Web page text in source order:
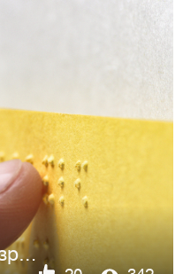
Шрифт Брайля для зрячих — Просветительское издание